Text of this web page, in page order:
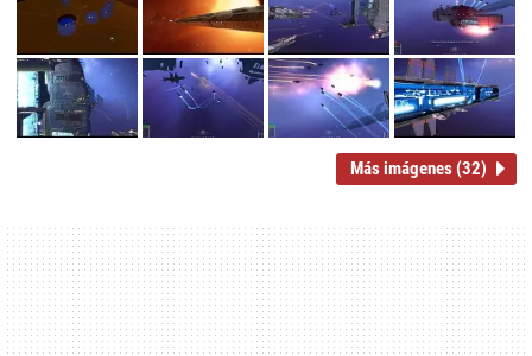
Más imágenes (32)